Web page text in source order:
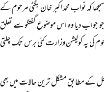
کہ نواب محمد اکبر خان بگٹی مرحوم کے
جواب دیا وہ اس موضوع گفتگو سے تعلق
کی یہ کولیشن وزارت کئی برس تک چلتی
محل کے مطابق مشکل ترین حالات میں بھی